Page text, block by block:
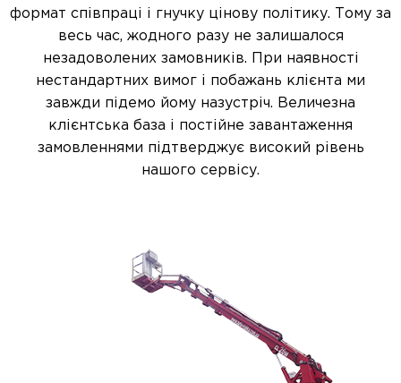
формат співпраці і гнучку цінову політику. Тому за
весь час, жодного разу не залишалося
незадоволених замовників. При наявності
нестандартних вимог і побажань клієнта ми
завжди підемо йому назустріч. Величезна
клієнтська база і постійне завантаження
замовленнями підтверджує високий рівень
нашого сервісу.